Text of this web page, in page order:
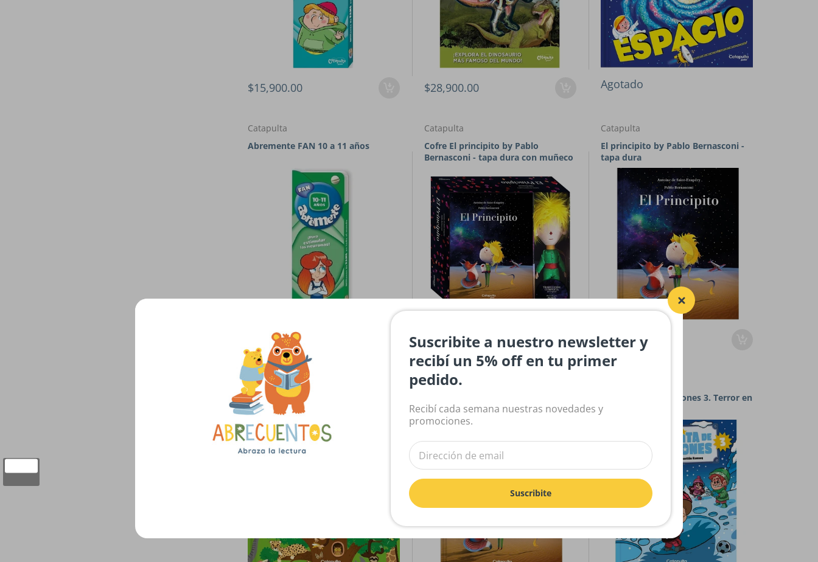
$15,900.00 $28,900.00 Agotado
Catapulta
Abremente FAN 10 a 11 años
$15,900.00
Catapulta
Cofre El principito by Pablo
Bernasconi - tapa dura con muñeco
$62,900.00
Catapulta
El principito by Pablo Bernasconi -
tapa dura
$28,900.00
Catapulta
El libro de la naturaleza. Pequeños
curiosos
Catapulta
tapa blanda
Escuelita de campeones 3. Terror en
la nieve
Suscribite a nuestro newsletter y
recibí un 5% off en tu primer
pedido.
Recibí cada semana nuestras novedades y
promociones.
Suscribite